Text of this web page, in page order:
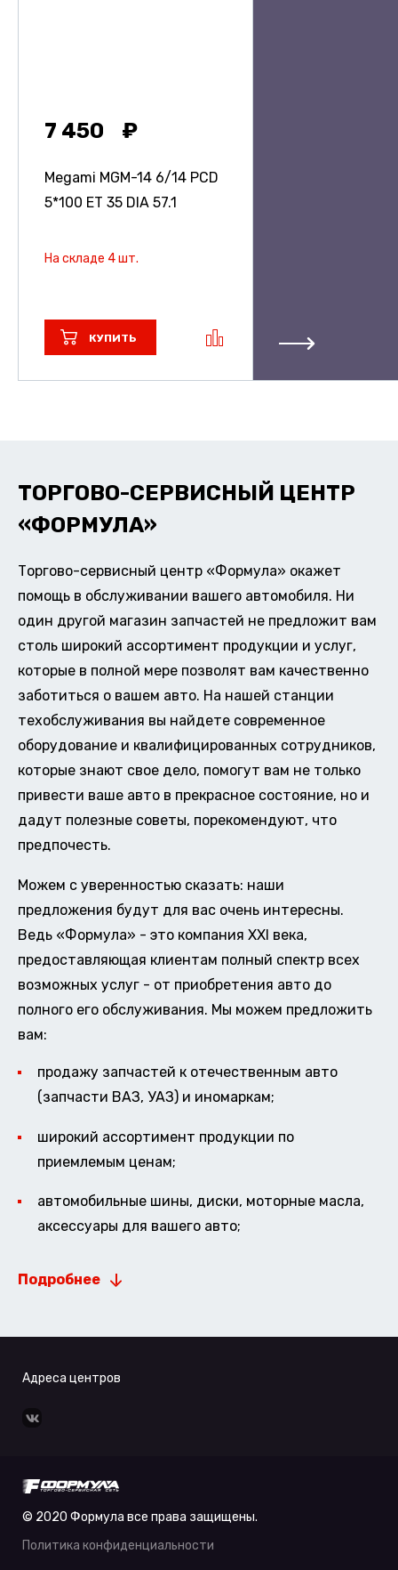
7 450
Megami MGM-14 6/14 PCD
5*100 ET 35 DIA 57.1
На складе 4 шт.
КУПИТЬ
ТОРГОВО-СЕРВИСНЫЙ ЦЕНТР
«ФОРМУЛА»
Торгово-сервисный центр «Формула» окажет
помощь в обслуживании вашего автомобиля. Ни
один другой магазин запчастей не предложит вам
столь широкий ассортимент продукции и услуг,
которые в полной мере позволят вам качественно
заботиться о вашем авто. На нашей станции
техобслуживания вы найдете современное
оборудование и квалифицированных сотрудников,
которые знают свое дело, помогут вам не только
привести ваше авто в прекрасное состояние, но и
дадут полезные советы, порекомендуют, что
предпочесть.
Можем с уверенностью сказать: наши
предложения будут для вас очень интересны.
Ведь «Формула» - это компания XXI века,
предоставляющая клиентам полный спектр всех
возможных услуг - от приобретения авто до
полного его обслуживания. Мы можем предложить
вам:
продажу запчастей к отечественным авто
(запчасти ВАЗ, УАЗ) и иномаркам;
широкий ассортимент продукции по
приемлемым ценам;
автомобильные шины, диски, моторные масла,
аксессуары для вашего авто;
Подробнее
Адреса центров
© 2020 Формула все права защищены.
Политика конфиденциальности